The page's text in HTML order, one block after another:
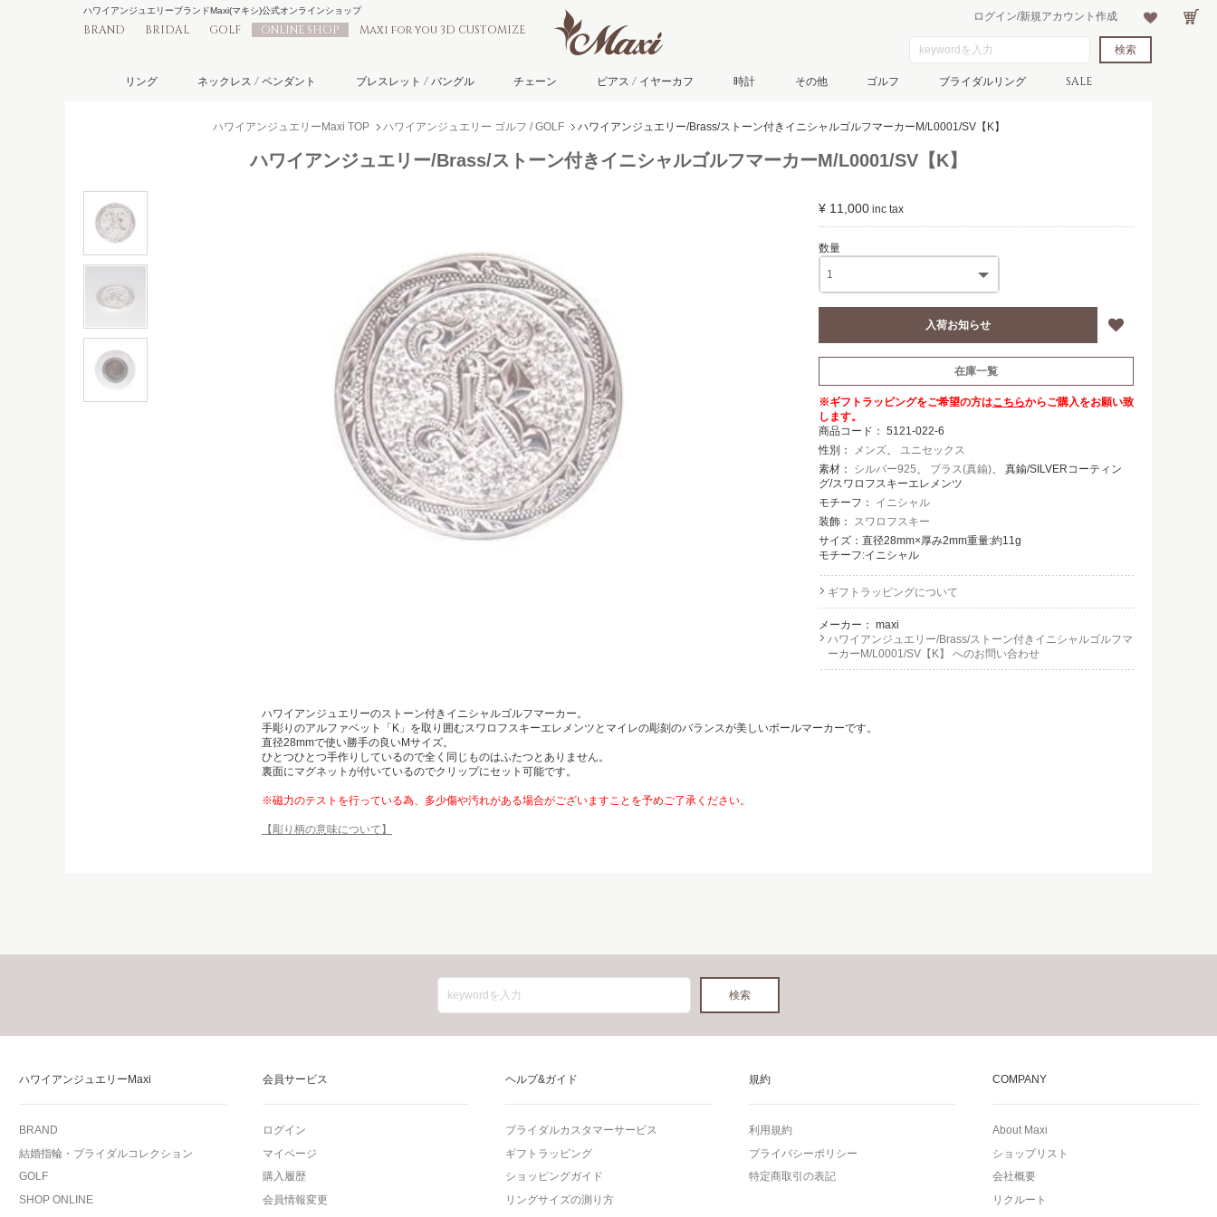
BRAND BRIDAL GOLF ONLINE SHOP Maxi for you 3D CUSTOMIZE
ハワイアンジュエリーブランドMaxi(マキシ)公式オンラインショップ
リング ネックレス / ペンダント ブレスレット / バングル チェーン ピアス / イヤーカフ 時計 その他 ゴルフ ブライダルリング SALE
ハワイアンジュエリーMaxi TOP ハワイアンジュエリー ゴルフ / GOLF ハワイアンジュエリー/Brass/ストーン付きイニシャルゴルフマーカーM/L0001/SV【K】
ハワイアンジュエリー/Brass/ストーン付きイニシャルゴルフマーカーM/L0001/SV【K】
¥ 11,000
在庫一覧
※ギフトラッピングをご希望の方はこちらからご購入をお願い致
します。
商品コード： 5121-022-6
性別：
メンズ、 ユニセックス
素材： シルバー925、 ブラス(真鍮)、 真鍮/SILVERコーティン
グ/スワロフスキーエレメンツ
モチーフ： イニシャル
装飾： スワロフスキー
サイズ：直径28mm×厚み2mm重量:約11g
モチーフ:イニシャル
ギフトラッピングについて
メーカー： maxi
ハワイアンジュエリー/Brass/ストーン付きイニシャルゴルフマ
ーカーM/L0001/SV【K】 へのお問い合わせ
ハワイアンジュエリーのストーン付きイニシャルゴルフマーカー。
手彫りのアルファベット「K」を取り囲むスワロフスキーエレメンツとマイレの彫刻のバランスが美しいボールマーカーです。
直径28mmで使い勝手の良いMサイズ。
ひとつひとつ手作りしているので全く同じものはふたつとありません。
裏面にマグネットが付いているのでクリップにセット可能です。
※磁力のテストを行っている為、多少傷や汚れがある場合がございますことを予めご了承ください。
【彫り柄の意味について】
ハワイアンジュエリーMaxi
BRAND
結婚指輪・ブライダルコレクション
GOLF
SHOP ONLINE
会員サービス
ログイン
マイページ
購入履歴
会員情報変更
ヘルプ&ガイド
ブライダルカスタマーサービス
ギフトラッピング
ショッピングガイド
リングサイズの測り方
規約
利用規約
プライバシーポリシー
特定商取引の表記
COMPANY
About Maxi
ショップリスト
会社概要
リクルート
ログイン/新規アカウント作成